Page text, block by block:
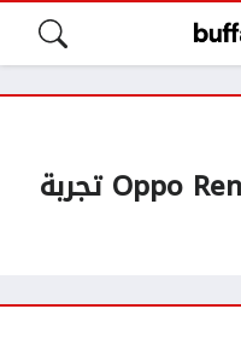
مراجعة هاتف Oppo Reno 4 Pro تجربة